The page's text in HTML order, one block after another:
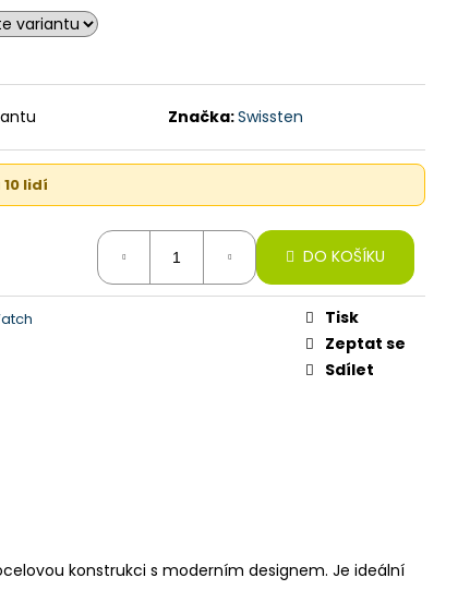
Značka:Swissten
10 lidí
DO KOŠÍKU
Tisk
Zeptat se
Sdílet
konstrukci s moderním designem. Je ideální
DESERT TITAN